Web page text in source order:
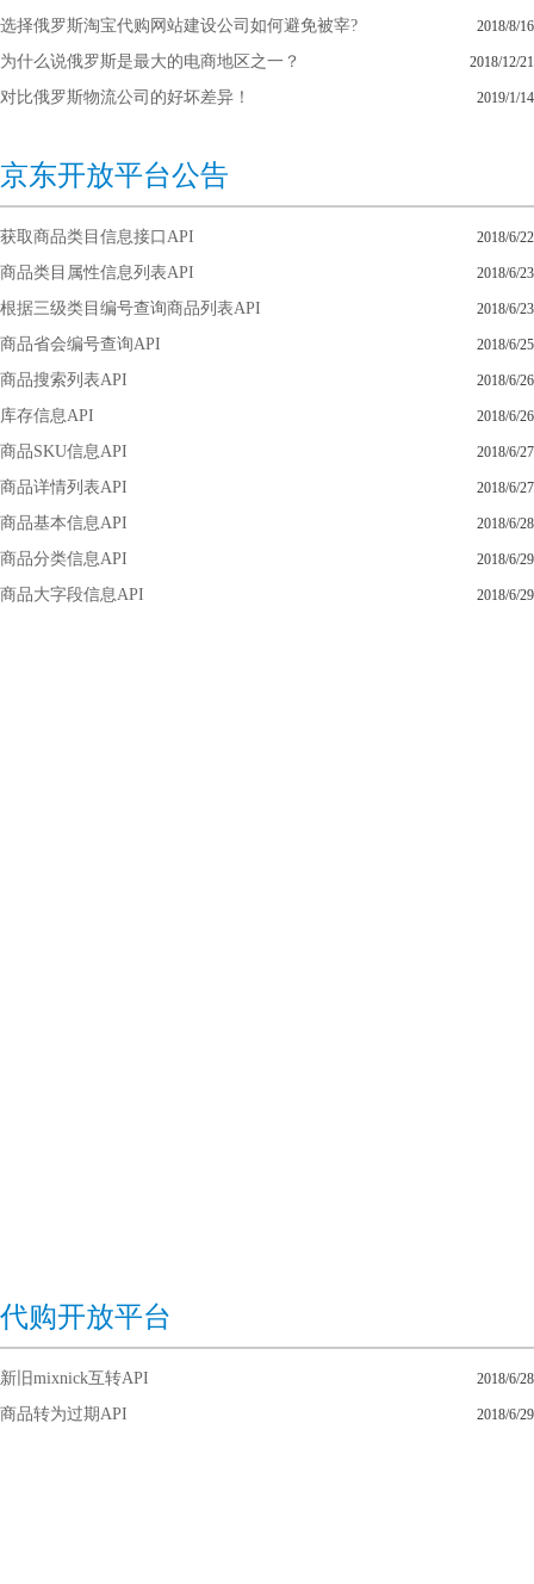
选择俄罗斯淘宝代购网站建设公司如何避免被宰? 2018/8/16
为什么说俄罗斯是最大的电商地区之一？ 2018/12/21
对比俄罗斯物流公司的好坏差异！ 2019/1/14
京东开放平台公告
获取商品类目信息接口API 2018/6/22
商品类目属性信息列表API 2018/6/23
根据三级类目编号查询商品列表API 2018/6/23
商品省会编号查询API 2018/6/25
商品搜索列表API 2018/6/26
库存信息API 2018/6/26
商品SKU信息API 2018/6/27
商品详情列表API 2018/6/27
商品基本信息API 2018/6/28
商品分类信息API 2018/6/29
商品大字段信息API 2018/6/29
代购开放平台
新旧mixnick互转API 2018/6/28
商品转为过期API 2018/6/29